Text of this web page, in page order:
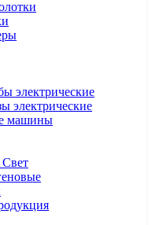
электрические
электрические
машины